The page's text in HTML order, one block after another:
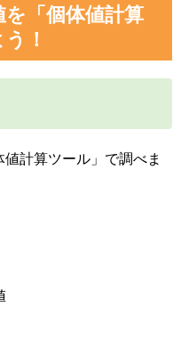
「個体値計算
！
計算ツール」で調べま